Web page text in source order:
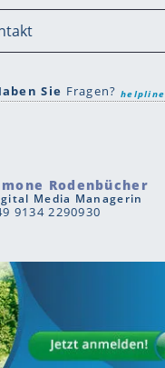
Sie Fragen? helpline
Rodenbücher
Media Managerin
9134 2290930